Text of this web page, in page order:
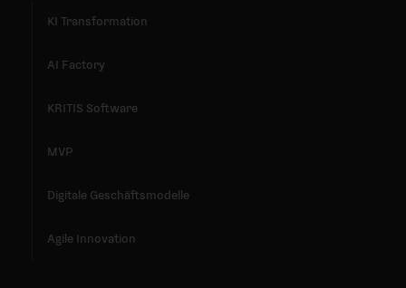
KI Transformation
AI Factory
KRITIS Software
MVP
Digitale Geschäftsmodelle
Agile Innovation